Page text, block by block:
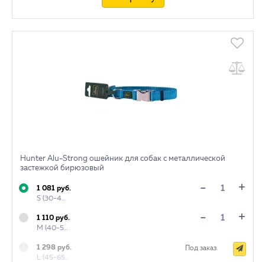
Hunter Alu-Strong ошейник для собак с металлической
застежкой бирюзовый
1 081 руб.
S (30-45 см)
- +
1 110 руб.
M (40-55 см)
- +
1 298 руб.
L (45-65 см)
Под заказ